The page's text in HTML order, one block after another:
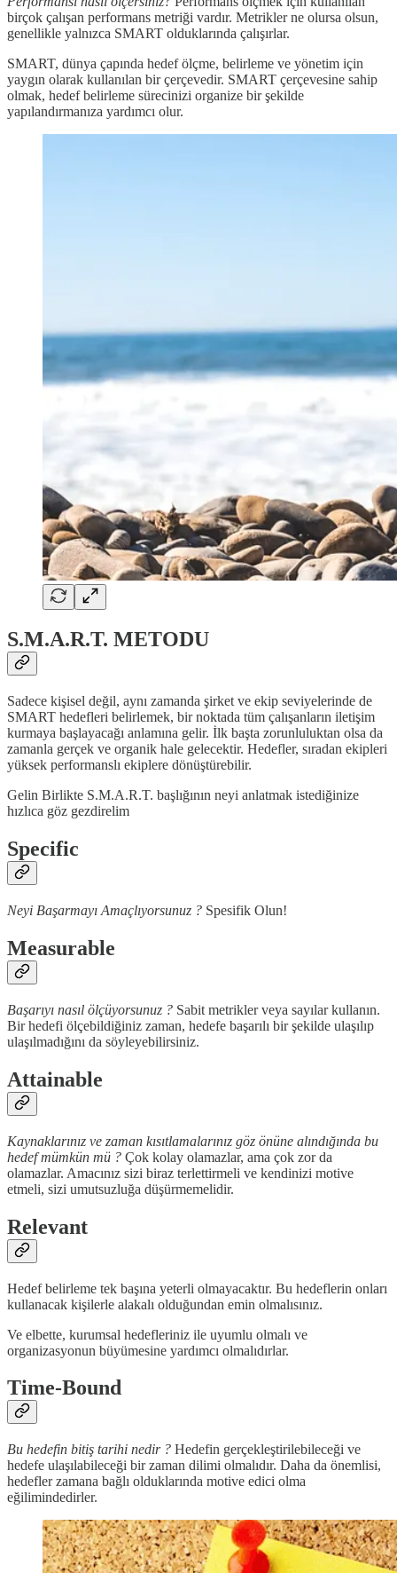
birçok çalışan performans metriği vardır. Metrikler ne olursa olsun,
genellikle yalnızca SMART olduklarında çalışırlar.
SMART, dünya çapında hedef ölçme, belirleme ve yönetim için
yaygın olarak kullanılan bir çerçevedir. SMART çerçevesine sahip
olmak, hedef belirleme sürecinizi organize bir şekilde
yapılandırmanıza yardımcı olur.
S.M.A.R.T. METODU
Sadece kişisel değil, aynı zamanda şirket ve ekip seviyelerinde de
SMART hedefleri belirlemek, bir noktada tüm çalışanların iletişim
kurmaya başlayacağı anlamına gelir. İlk başta zorunluluktan olsa da
zamanla gerçek ve organik hale gelecektir. Hedefler, sıradan ekipleri
yüksek performanslı ekiplere dönüştürebilir.
Gelin Birlikte S.M.A.R.T. başlığının neyi anlatmak istediğinize
hızlıca göz gezdirelim
Specific
Neyi Başarmayı Amaçlıyorsunuz ? Spesifik Olun!
Measurable
Başarıyı nasıl ölçüyorsunuz ? Sabit metrikler veya sayılar kullanın.
Bir hedefi ölçebildiğiniz zaman, hedefe başarılı bir şekilde ulaşılıp
ulaşılmadığını da söyleyebilirsiniz.
Attainable
Kaynaklarınız ve zaman kısıtlamalarınız göz önüne alındığında bu
hedef mümkün mü ? Çok kolay olamazlar, ama çok zor da
olamazlar. Amacınız sizi biraz terlettirmeli ve kendinizi motive
etmeli, sizi umutsuzluğa düşürmemelidir.
Relevant
Hedef belirleme tek başına yeterli olmayacaktır. Bu hedeflerin onları
kullanacak kişilerle alakalı olduğundan emin olmalısınız.
Ve elbette, kurumsal hedefleriniz ile uyumlu olmalı ve
organizasyonun büyümesine yardımcı olmalıdırlar.
Time-Bound
Bu hedefin bitiş tarihi nedir ? Hedefin gerçekleştirilebileceği ve
hedefe ulaşılabileceği bir zaman dilimi olmalıdır. Daha da önemlisi,
hedefler zamana bağlı olduklarında motive edici olma
eğilimindedirler.